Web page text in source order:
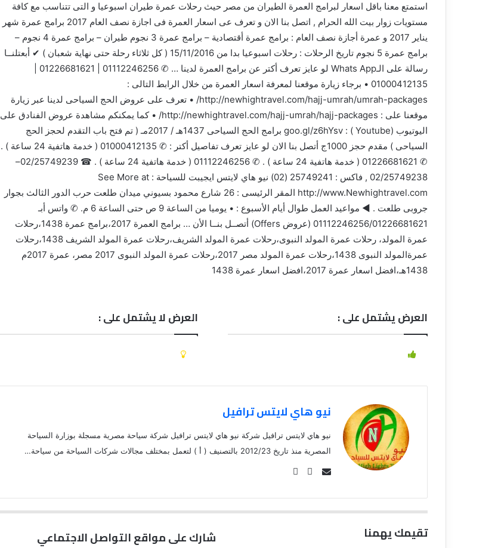
استمتع معنا باقل اسعار لبرامج العمرة الطيران من مصر حيث رحلات عمرة طيران اسبوعيا و التى تتناسب مع كافة
مستويات زوار بيت الله الحرام , اتصل بنا الان و تعرف عى اسعار العمرة فى اجازة نصف العام 2017 برامج عمرة شهر
يناير 2017 و عمرة أجازة نصف العام : برامج عمرة أقتصادية – برامج عمرة 3 نجوم طيران – برامج عمرة 4 نجوم –
برامج عمرة 5 نجوم تاريخ الرحلات : رحلات اسبوعيا بدا من 15/11/2016 ( كل ثلاثاء رحلة حتى نهاية شعبان ) ✔ أبعتلنــا
01000412135 • برجاء زيارة موقعنا لمعرفة اسعار العمرة من خلال الرابط التالى :
http://newhightravel.com/hajj-umrah/umrah-packages/ • تعرف على عروض الحج السياحى لدينا عبر زيارة
موقعنا على : http://newhightravel.com/hajj-umrah/hajj-packages/ • كما يمكنكم مشاهدة عروض الفنادق على
اليوتيوب (Youtube ) : goo.gl/z6hYsv برامج الحج السياحى 1437هـ / 2017مـ ( تم فتح باب التقدم لحجز الحج
السياحى ) مقدم حجز 1000ج أتصل بنا الان لو عايز تعرف تفاصيل أكتر : ✆ 01000412135 ( خدمة هاتفية 24 ساعة ) .
✆ 01226681621 ( خدمة هاتفية 24 ساعة ) . ✆ 01112246256 ( خدمة هاتفية 24 ساعة ) . ☎ 02/25749239–
02/25749238 , فاكس : 25749241 (02) نيو هاي لايتس ايجيبت للسياحة See More at :
http://www.Newhightravel.com المقر الرئيسى : 26 شارع محمود بسيوني ميدان طلعت حرب الدور الثالث بجوار
جروبى طلعت . ◀ مواعيد العمل طوال أيام الأسبوع : • يوميا من الساعة 9 ص حتى الساعة 6 م. ✆ واتس أبـ
01112246256/01226681621 (عروض Offers) أتصــل بنــا الأن … برامج العمرة 2017،برامج عمرة 1438،رحلات
عمرة المولد، رحلات عمرة المولد النبوى،رحلات عمرة المولد الشريف،رحلات عمرة المولد الشريف 1438،رحلات
عمرةالمولد النبوى 1438،رحلات عمرة المولد مصر 2017،رحلات عمرة المولد النبوى 2017 مصر، عمرة 2017م
1438هـ،افضل اسعار عمرة 2017،افضل اسعار عمرة 1438
العرض يشتمل على : العرض لا يشتمل على :
نيو هاي لايتس ترافيل
نيو هاي لايتس ترافيل شركة نيو هاي لايتس ترافيل شركة سياحة مصرية مسجلة بوزارة السياحة
المصرية منذ تاريخ 2012/23 بالتصنيف ( أ ) لتعمل بمختلف مجالات شركات السياحة من سياحة…
Se
تقيمك يهمنا شارك على مواقع التواصل الاجتماعي